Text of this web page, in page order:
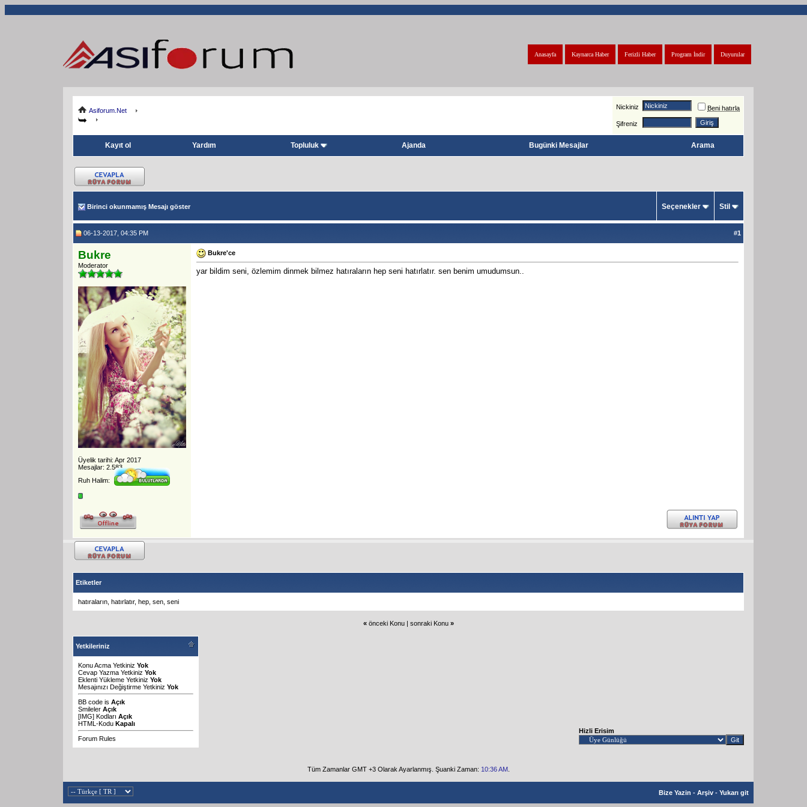
Duyurular
Program İndir
Ferizli Haber
Kaynarca Haber
Anasayfa
Asiforum.Net Nickiniz Beni hatırla
Şifreniz
Kayıt ol Yardım Topluluk Ajanda Bugünki Mesajlar Arama
Birinci okunmamış Mesajı göster Seçenekler Stil
06-13-2017, 04:35 PM #1
Bukre
Moderator
Üyelik tarihi: Apr 2017
Mesajlar: 2.583
Ruh Halim:
Bukre'ce
yar bildim seni, özlemim dinmek bilmez hatıraların hep seni hatırlatır. sen benim umudumsun..
Etiketler
hatıraların hatırlatır, hep sen seni
« önceki Konu| sonraki Konu »
Yetkileriniz
Konu Acma Yetkiniz Yok
Cevap Yazma Yetkiniz Yok
Eklenti Yükleme Yetkiniz Yok
Mesajınızı Değiştirme Yetkiniz Yok
BB code is Açık
Smileler Açık
[IMG] Kodları Açık
HTML-Kodu Kapalı
Forum Rules
Hizli Erisim
Tüm Zamanlar GMT +3 Olarak Ayarlanmış. Şuanki Zaman: 10:36 AM.
Bize Yazin - Arşiv - Yukarı git